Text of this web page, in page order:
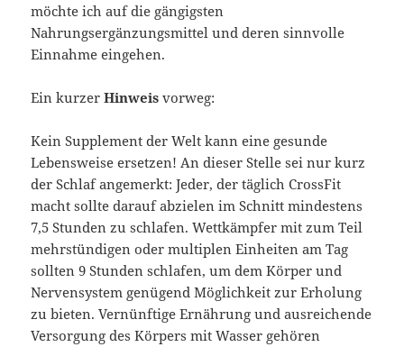
möchte ich auf die gängigsten
Nahrungsergänzungsmittel und deren sinnvolle
Einnahme eingehen.
Ein kurzerHinweis vorweg:
Kein Supplement der Welt kann eine gesunde
Lebensweise ersetzen! An dieser Stelle sei nur kurz
der Schlaf angemerkt: Jeder, der täglich CrossFit
macht sollte darauf abzielen im Schnitt mindestens
7,5 Stunden zu schlafen. Wettkämpfer mit zum Teil
mehrstündigen oder multiplen Einheiten am Tag
sollten 9 Stunden schlafen, um dem Körper und
Nervensystem genügend Möglichkeit zur Erholung
zu bieten. Vernünftige Ernährung und ausreichende
Versorgung des Körpers mit Wasser gehören